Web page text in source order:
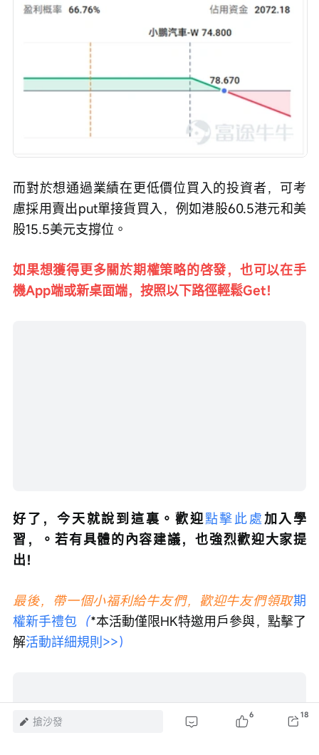
而對於想通過業績在更低價位買入的投資者，可考
慮採用賣出put單接貨買入，例如港股60.5港元和美
股15.5美元支撐位。
如果想獲得更多關於期權策略的啓發，也可以在手
機App端或新桌面端，按照以下路徑輕鬆Get！
好了，今天就說到這裏。歡迎點擊此處 加入學
習，。若有具體的內容建議，也強烈歡迎大家提
出！
最後，帶一個小福利給牛友們，歡迎牛友們領取期
權新手禮包 （*本活動僅限HK特邀用戶參與，點擊了
解活動詳細規則>>）
搶沙發 6 18